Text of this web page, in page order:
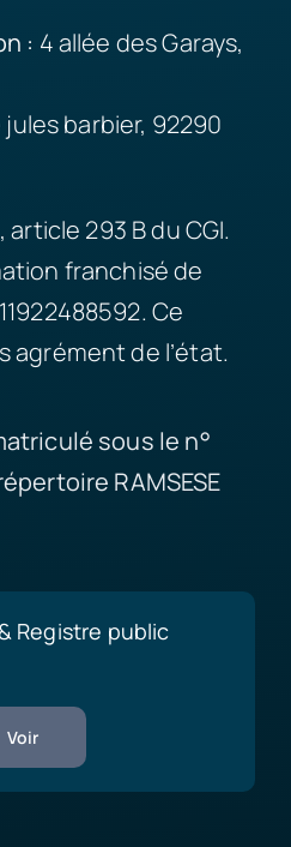
: 4 allée des Garays,
jules barbier, 92290
293 B du CGI.
franchisé de
Ce
agrément de l’état.
sous le n°
RAMSESE
Registre public
Voir